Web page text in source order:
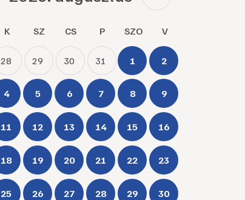
K SZ CS P SZO V
28 29 30 31 1 2
4 5 6 7 8 9
11 12 13 14 15 16
18 19 20 21 22 23
25 26 27 28 29 30